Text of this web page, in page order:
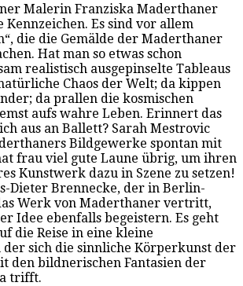
Malerin Franziska Maderthaner
Kennzeichen. Es sind vor allem
die die Gemälde der Maderthaner
Hat man so etwas schon
realistisch ausgepinselte Tableaus
Chaos der Welt; da kippen
da prallen die kosmischen
aufs wahre Leben. Erinnert das
aus an Ballett? Sarah Mestrovic
Bildgewerke spontan mit
frau viel gute Laune übrig, um ihren
Kunstwerk dazu in Szene zu setzen!
Dieter Brennecke, der in Berlin-
Werk von Maderthaner vertritt,
Idee ebenfalls begeistern. Es geht
die Reise in eine kleine
sich die sinnliche Körperkunst der
den bildnerischen Fantasien der
trifft.